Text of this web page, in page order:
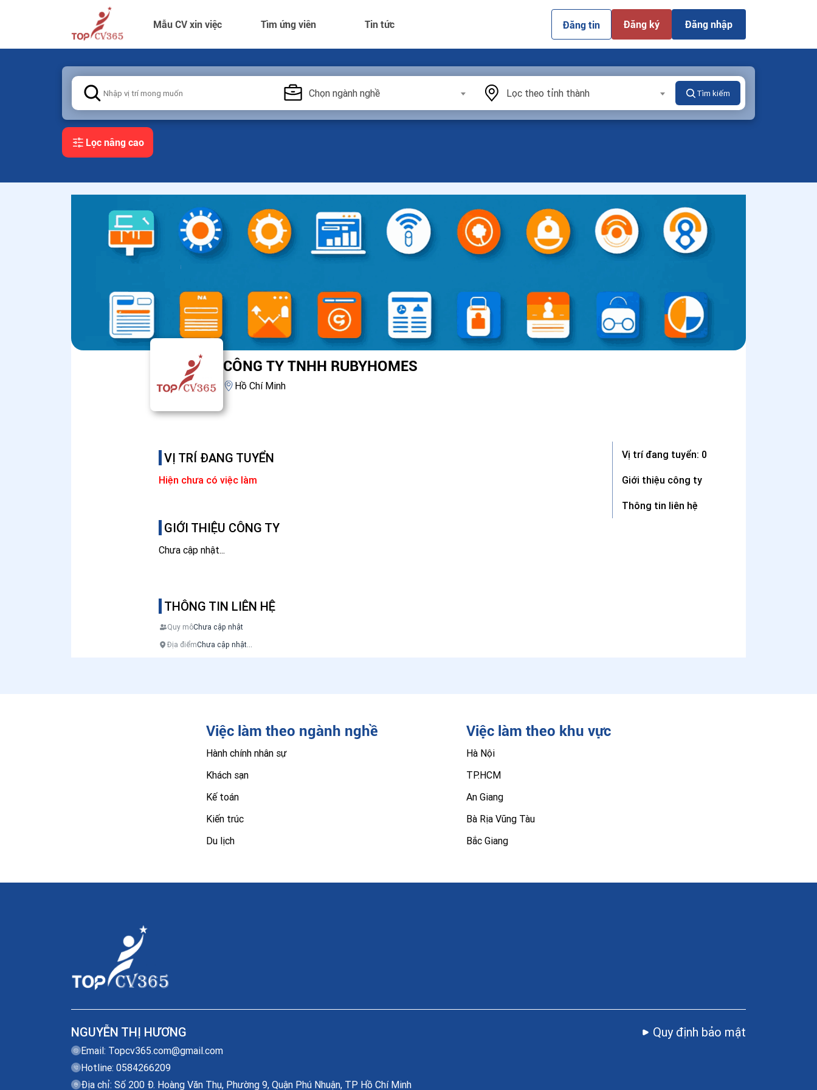
Mẫu CV xin việc Tìm ứng viên Tin tức Đăng tin Đăng ký Đăng nhập
Chọn ngành nghề Lọc theo tỉnh thành Tìm kiếm
Lọc nâng cao
CÔNG TY TNHH RUBYHOMES
Hồ Chí Minh
VỊ TRÍ ĐANG TUYỂN
Hiện chưa có việc làm
GIỚI THIỆU CÔNG TY
Chưa cập nhật...
THÔNG TIN LIÊN HỆ
Quy môChưa cập nhật
Địa điểmChưa cập nhật...
Vị trí đang tuyển: 0
Giới thiệu công ty
Thông tin liên hệ
Việc làm theo ngành nghề
Hành chính nhân sự
Khách sạn
Kế toán
Kiến trúc
Du lịch
Việc làm theo khu vực
Hà Nội
TP.HCM
An Giang
Bà Rịa Vũng Tàu
Bắc Giang
NGUYỄN THỊ HƯƠNG
Email: Topcv365.com@gmail.com
Hotline: 0584266209
Địa chỉ: Số 200 Đ. Hoàng Văn Thụ, Phường 9, Quận Phú Nhuận, TP Hồ Chí Minh
Quy định bảo mật